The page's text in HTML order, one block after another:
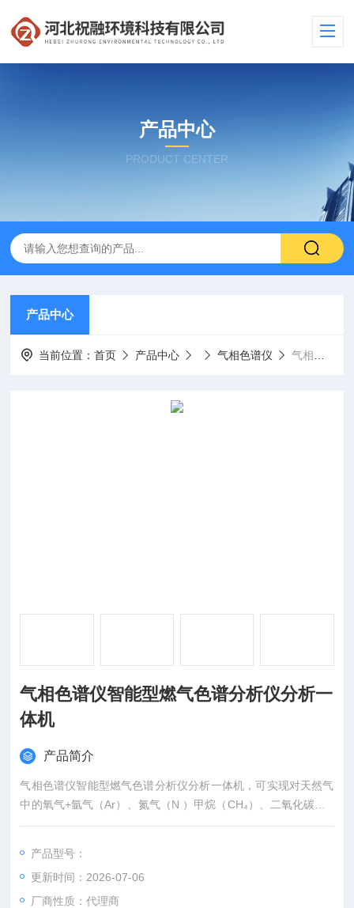
产品中心
PRODUCT CENTER
产品中心
当前位置：首页 产品中心 气相色谱仪 气相色谱仪智能型燃气色谱分析仪分析一体机
气相色谱仪智能型燃气色谱分析仪分析一
体机
产品简介
气相色谱仪智能型燃气色谱分析仪分析一体机，可实现对天然气
中的氧气+氩气（Ar）、氮气（N ）甲烷（CH₄）、二氧化碳（C
O₂）、乙烷（C2H6）、丙烷（C3H8）的一次进样全分析。利用
值、密度、相对密、气化率等自动生成报表的一种专用仪器。
产品型号：
更新时间：2026-07-06
厂商性质：代理商